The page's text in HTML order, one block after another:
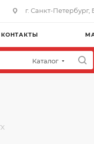
г. Санкт-
КОНТАКТЫ
Каталог